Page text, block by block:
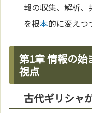
報の収集、解析
を根本的に変えつ
第1章 情報の
視点
古代ギリシャ